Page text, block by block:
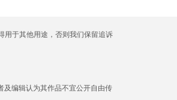
用于其他用途，否则我们保留追诉
及编辑认为其作品不宜公开自由传